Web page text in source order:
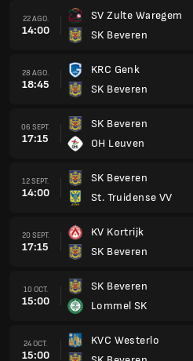
22 AGO.
14:00
SV Zulte Waregem
SK Beveren
28 AGO.
18:45
KRC Genk
SK Beveren
06 SEPT.
17:15
SK Beveren
OH Leuven
12 SEPT.
14:00
SK Beveren
St. Truidense VV
20 SEPT.
17:15
KV Kortrijk
SK Beveren
10 OCT.
15:00
SK Beveren
Lommel SK
24 OCT.
15:00
KVC Westerlo